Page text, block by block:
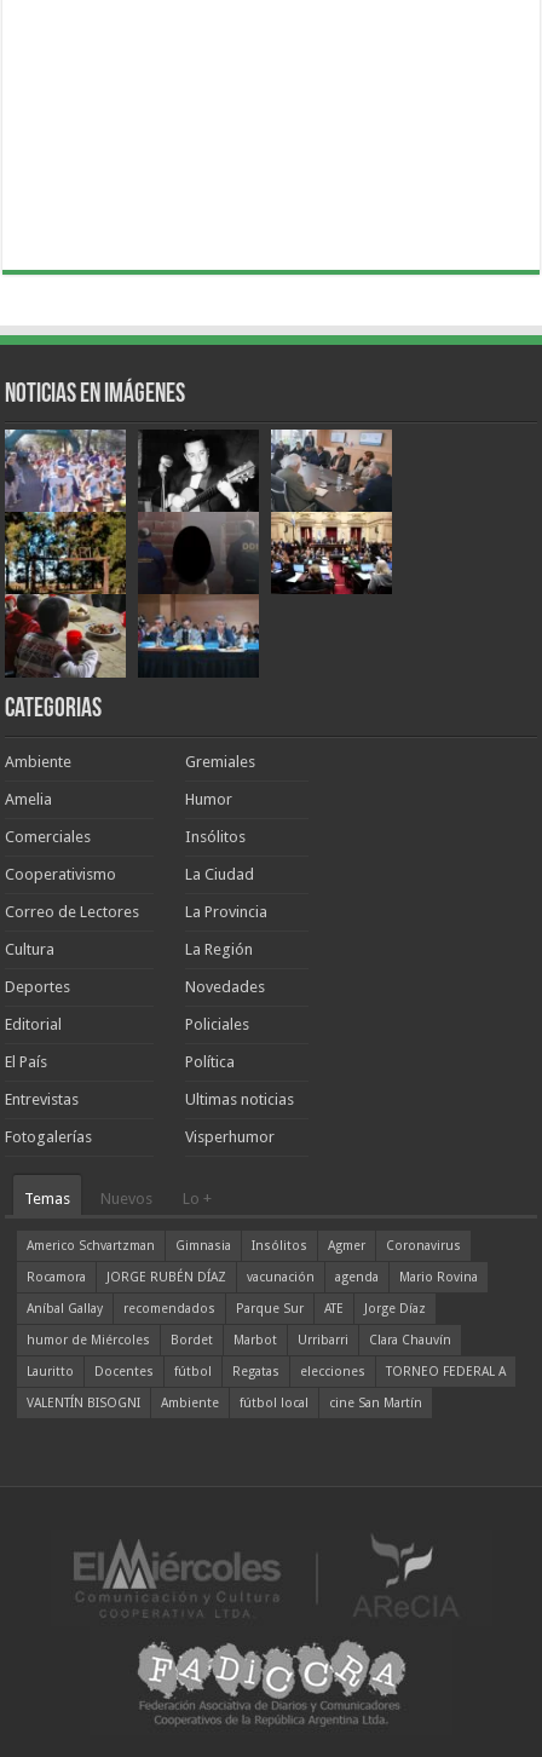
Noticias en Imágenes
Categorias
Ambiente
Amelia
Comerciales
Cooperativismo
Correo de Lectores
Cultura
Deportes
Editorial
El País
Entrevistas
Fotogalerías
Gremiales
Humor
Insólitos
La Ciudad
La Provincia
La Región
Novedades
Policiales
Política
Ultimas noticias
Visperhumor
Temas Nuevos Lo +
Americo Schvartzman Gimnasia Insólitos Agmer
Coronavirus
Rocamora
JORGE RUBÉN DÍAZ vacunación agenda
Mario Rovina
Aníbal Gallay
recomendados Parque Sur ATE
Jorge Díaz
humor de Miércoles
Bordet Marbot Urribarri
Clara Chauvín
Lauritto
Docentes fútbol Regatas elecciones
TORNEO FEDERAL A
VALENTÍN BISOGNI
Ambiente fútbol local cine San Martín